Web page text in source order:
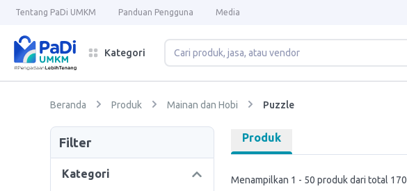
Tentang PaDi UMKM Panduan Pengguna Media
Kategori
Beranda Produk Mainan dan Hobi Puzzle
Filter
Kategori
Produk
Menampilkan 1 - 50 produk dari total 170